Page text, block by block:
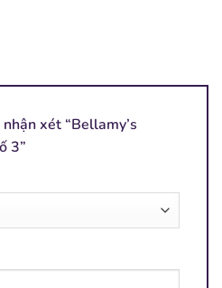
90 mg
xét “Bellamy’s
3”